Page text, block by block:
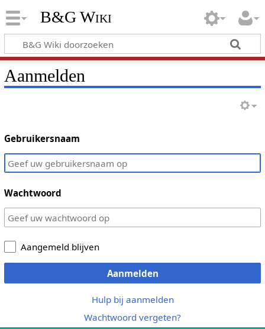
B&G Wiki
Aanmelden
Gebruikersnaam
Wachtwoord
Aangemeld blijven
Aanmelden
Hulp bij aanmelden
Wachtwoord vergeten?